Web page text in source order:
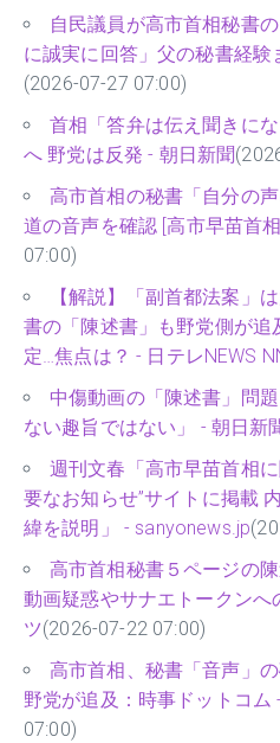
自民議員が高市首相秘書
に誠実に回答」父の秘書経験
(2026-07-27 07:00)
首相「答弁は伝え聞きに
へ 野党は反発 - 朝日新聞
高市首相の秘書「自分の
道の音声を確認 [高市早苗首
07:00)
【解説】「副首都法案」
書の「陳述書」も野党側が追
定…焦点は？ - 日テレNEWS
中傷動画の「陳述書」問
ない趣旨ではない」 - 朝日新
週刊文春「高市早苗首相
要なお知らせ”サイトに掲載
緯を説明」 - sanyonews.jp
高市首相秘書５ページの
動画疑惑やサナエトークンへ
ツ(2026-07-22 07:00)
高市首相、秘書「音声」
野党が追及：時事ドットコム
07:00)